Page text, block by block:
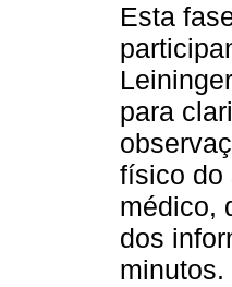
Esta
para
físico do
médico,
dos
minutos.